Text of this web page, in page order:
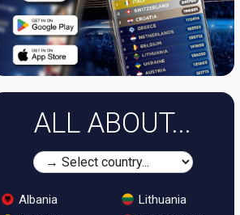
ALL ABOUT...
Albania
Lithuania